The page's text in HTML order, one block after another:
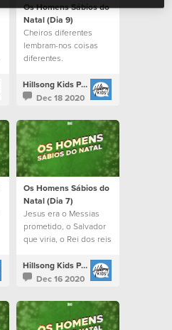
Os Homens Sábios do
Natal (Dia 9)
Cheiros diferentes
lembram-nos coisas
diferentes.
Hillsong Kids Portugal
Dec 18 2020
Os Homens Sábios do
Natal (Dia 7)
Jesus era o Messias
prometido, o Salvador
que viria, o Rei dos reis
Hillsong Kids Portugal
Dec 16 2020